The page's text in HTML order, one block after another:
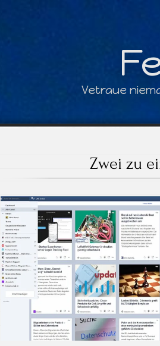
Vetraue
Zwei zu